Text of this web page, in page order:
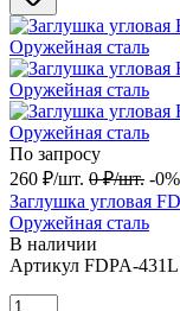
По запросу
260 ₽/шт. 0 ₽/шт. -0%
Заглушка угловая
Оружейная сталь
В наличии
Артикул FDPA-